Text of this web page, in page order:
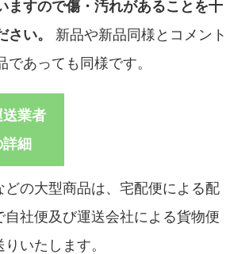
ますので傷・汚れがあることを十
さい。
新品や新品同様とコメント
であっても同様です。
送業者
細
どの大型商品は、宅配便による配
自社便及び運送会社による貨物便
いたします。